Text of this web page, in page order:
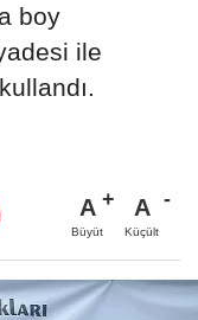
boy
ile
A
Büyüt
A
Küçült